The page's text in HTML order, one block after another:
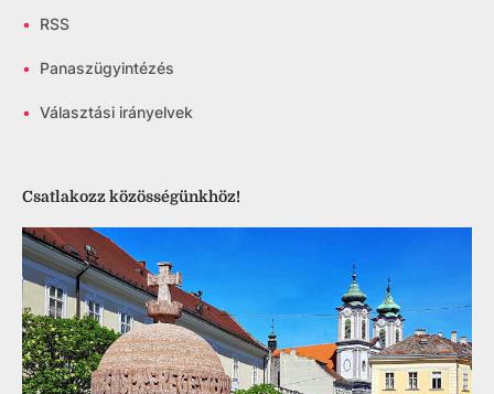
• RSS
• Panaszügyintézés
• Választási irányelvek
Csatlakozz közösségünkhöz!